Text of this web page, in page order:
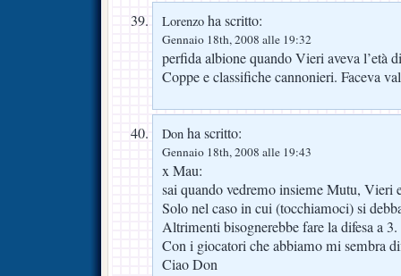
Lorenzo ha scritto:
Gennaio 18th, 2008 alle 19:32
perfida albione quando Vieri aveva l’età
Coppe e classifiche cannonieri. Faceva
Don ha scritto:
Gennaio 18th, 2008 alle 19:43
x Mau:
sai quando vedremo insieme Mutu, Vieri
Solo nel caso in cui (tocchiamoci) si
Altrimenti bisognerebbe fare la difesa a 3.
Con i giocatori che abbiamo mi sembra
Ciao Don